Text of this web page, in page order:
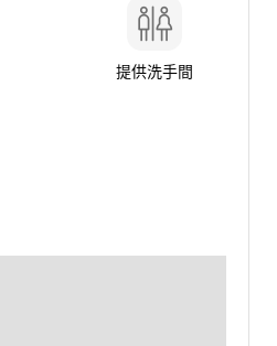
提供洗手間